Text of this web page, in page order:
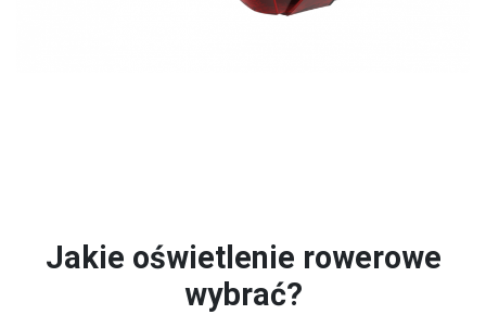
Jakie oświetlenie rowerowe
wybrać?